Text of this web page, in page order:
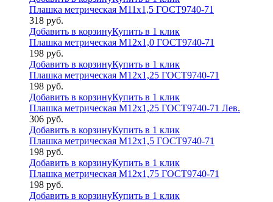
Плашка метрическая М11х1,5 ГОСТ9740-71
318 руб.
Добавить в корзинуКупить в 1 клик
Плашка метрическая М12х1,0 ГОСТ9740-71
198 руб.
Добавить в корзинуКупить в 1 клик
Плашка метрическая М12х1,25 ГОСТ9740-71
198 руб.
Добавить в корзинуКупить в 1 клик
Плашка метрическая М12х1,25 ГОСТ9740-71 Лев.
306 руб.
Добавить в корзинуКупить в 1 клик
Плашка метрическая М12х1,5 ГОСТ9740-71
198 руб.
Добавить в корзинуКупить в 1 клик
Плашка метрическая М12х1,75 ГОСТ9740-71
198 руб.
Добавить в корзинуКупить в 1 клик